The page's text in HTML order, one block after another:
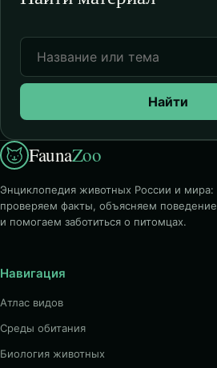
Найти
FaunaZoo
Энциклопедия животных России и мира:
проверяем факты, объясняем поведение
и помогаем заботиться о питомцах.
Навигация
Атлас видов
Среды обитания
Биология животных